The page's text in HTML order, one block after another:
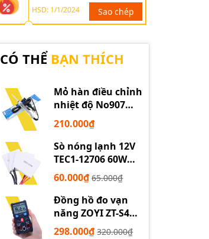
HSD: 1/1/2024
Sao chép
CÓ THỂ BẠN THÍCH
Mỏ hàn điều chỉnh
nhiệt độ No907
60W 220V loại tốt
210.000₫
Sò nóng lạnh 12V
TEC1-12706 60W
12710 100W 12715
150W
60.000₫ 65.000₫
Đồng hồ đo vạn
năng ZOYI ZT-S4
tự động
298.000₫ 320.000₫